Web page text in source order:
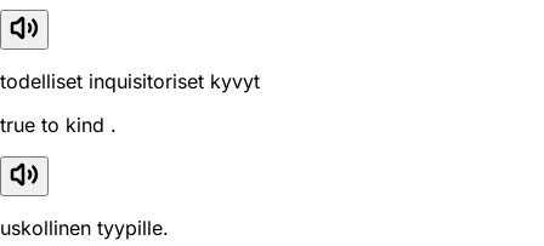
todelliset inquisitoriset kyvyt
true to kind .
uskollinen tyypille.